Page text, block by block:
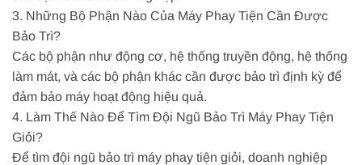
3. Những Bộ Phận Nào Của Máy Phay Tiện Cần Được
Bảo Trì?
Các bộ phận như động cơ, hệ thống truyền động, hệ thống
làm mát, và các bộ phận khác cần được bảo trì định kỳ để
đảm bảo máy hoạt động hiệu quả.
4. Làm Thế Nào Để Tìm Đội Ngũ Bảo Trì Máy Phay Tiện
Giỏi?
Để tìm đội ngũ bảo trì máy phay tiện giỏi, doanh nghiệp